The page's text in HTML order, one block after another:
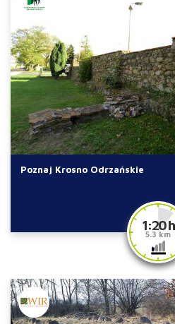
Poznaj Krosno Odrzańskie
1:20 h
5.3 km